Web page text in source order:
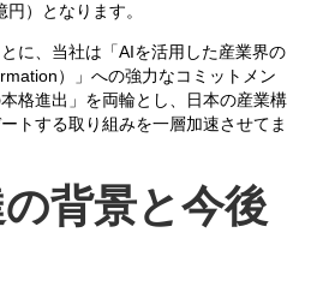
）となります。
に、当社は「AIを活用した産業界の
）」への強力なコミットメン
格進出」を両輪とし、日本の産業構
トする取り組みを一層加速させてま
背景と今後